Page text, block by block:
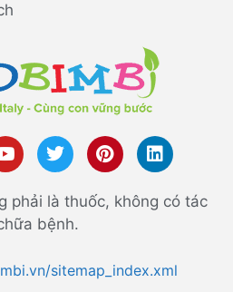
phải là thuốc, không có tác
bệnh.
sitemap_index.xml